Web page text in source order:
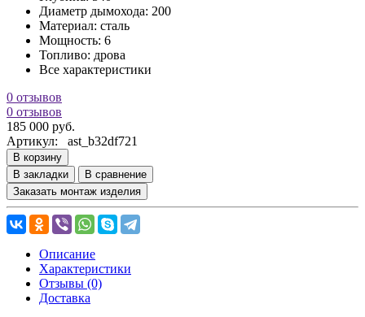
Диаметр дымохода: 200
Материал: сталь
Мощность: 6
Топливо: дрова
Все характеристики
0 отзывов
0 отзывов
185 000 руб.
Артикул: ast_b32df721
В корзину
В закладки
В сравнение
Заказать монтаж изделия
Описание
Характеристики
Отзывы (0)
Доставка